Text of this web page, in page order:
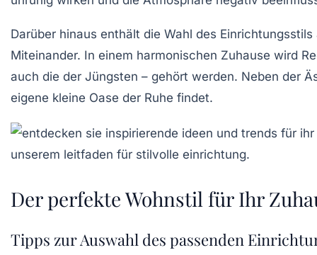
Darüber hinaus enthält die Wahl des Einrichtungsstils
Miteinander. In einem harmonischen Zuhause wird
auch die der Jüngsten – gehört werden. Neben der
eigene kleine Oase der Ruhe findet.
Der perfekte Wohnstil für Ihr
Tipps zur Auswahl des passenden